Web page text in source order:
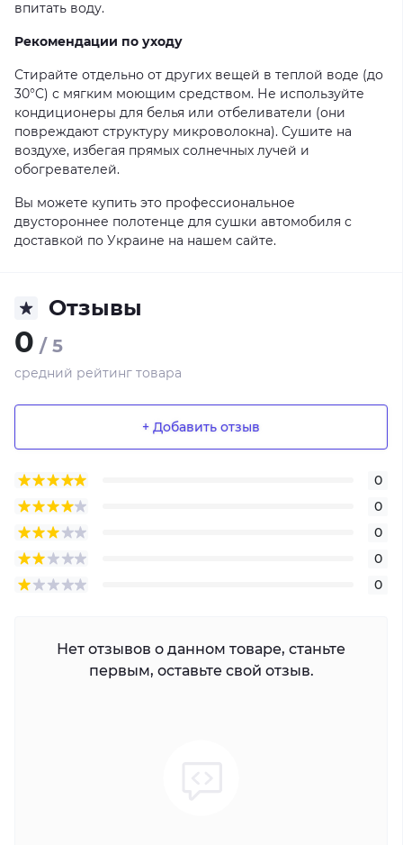
впитать воду.
Рекомендации по уходу
Стирайте отдельно от других вещей в теплой воде (до
30°C) с мягким моющим средством. Не используйте
кондиционеры для белья или отбеливатели (они
повреждают структуру микроволокна). Сушите на
воздухе, избегая прямых солнечных лучей и
обогревателей.
Вы можете купить это профессиональное
двустороннее полотенце для сушки автомобиля с
доставкой по Украине на нашем сайте.
Отзывы
0 / 5
средний рейтинг товара
+ Добавить отзыв
0
0
0
0
0
Нет отзывов о данном товаре, станьте
первым, оставьте свой отзыв.